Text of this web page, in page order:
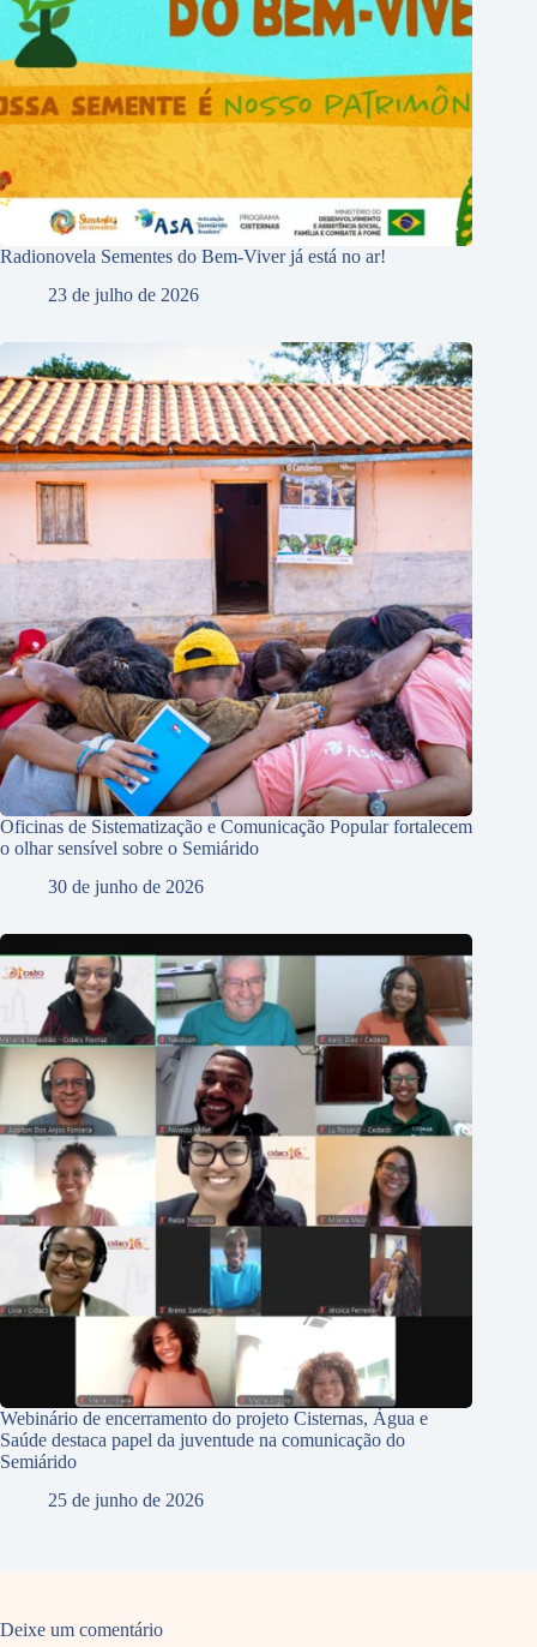
Radionovela Sementes do Bem-Viver já está no ar!
23 de julho de 2026
Oficinas de Sistematização e Comunicação Popular fortalecem
o olhar sensível sobre o Semiárido
30 de junho de 2026
Webinário de encerramento do projeto Cisternas, Água e
Saúde destaca papel da juventude na comunicação do
Semiárido
25 de junho de 2026
Deixe um comentário